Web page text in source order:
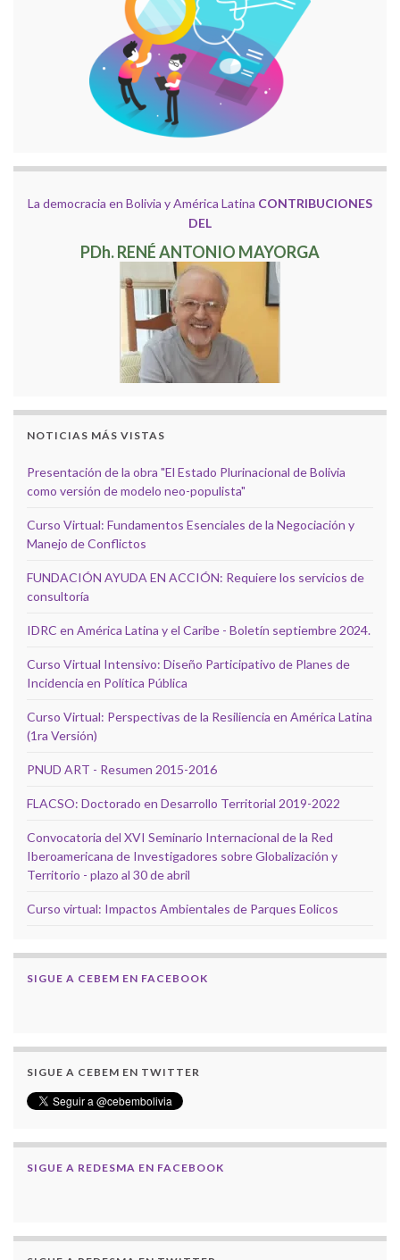
La democracia en Bolivia y América Latina CONTRIBUCIONES
DEL
PDh. RENÉ ANTONIO MAYORGA
NOTICIAS MÁS VISTAS
Presentación de la obra "El Estado Plurinacional de Bolivia
como versión de modelo neo-populista"
Curso Virtual: Fundamentos Esenciales de la Negociación y
Manejo de Conflictos
FUNDACIÓN AYUDA EN ACCIÓN: Requiere los servicios de
consultoría
IDRC en América Latina y el Caribe - Boletín septiembre 2024.
Curso Virtual Intensivo: Diseño Participativo de Planes de
Incidencia en Política Pública
Curso Virtual: Perspectivas de la Resiliencia en América Latina
(1ra Versión)
PNUD ART - Resumen 2015-2016
FLACSO: Doctorado en Desarrollo Territorial 2019-2022
Convocatoria del XVI Seminario Internacional de la Red
Iberoamericana de Investigadores sobre Globalización y
Territorio - plazo al 30 de abril
Curso virtual: Impactos Ambientales de Parques Eolicos
SIGUE A CEBEM EN FACEBOOK
SIGUE A CEBEM EN TWITTER
SIGUE A REDESMA EN FACEBOOK